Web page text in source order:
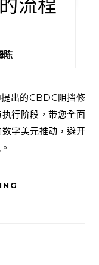
流程
陈
行阶段，带您全面
字美元推动，避开